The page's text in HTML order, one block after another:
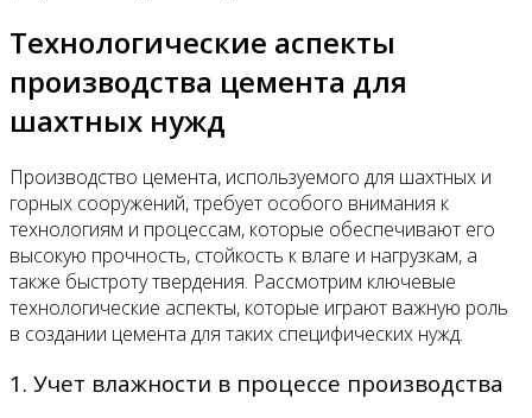
Технологические аспекты
производства цемента для
шахтных нужд
Производство цемента, используемого для шахтных и
горных сооружений, требует особого внимания к
технологиям и процессам, которые обеспечивают его
высокую прочность, стойкость к влаге и нагрузкам, а
также быстроту твердения. Рассмотрим ключевые
технологические аспекты, которые играют важную роль
в создании цемента для таких специфических нужд.
1. Учет влажности в процессе производства